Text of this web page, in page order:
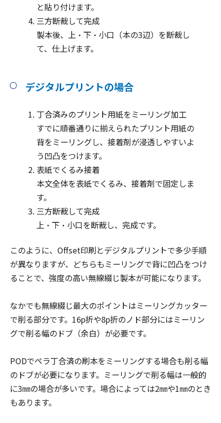
と貼り付けます。
三方断裁して完成
製本後、上・下・小口（本の3辺）を断裁し
て、仕上げます。
デジタルプリントの場合
丁合済みのプリント用紙をミーリング加工
すでに順番通りに揃えられたプリント用紙の
背をミーリングし、接着剤が浸透しやすいよ
う凹凸をつけます。
表紙でくるみ接着
本文全体を表紙でくるみ、接着剤で固定しま
す。
三方断裁して完成
上・下・小口を断裁し、完成です。
このように、Offset印刷とデジタルプリントで多少手順
が異なりますが、どちらもミーリングで背に凹凸をつけ
ることで、強度の高い無線綴じ製本が可能になります。
なかでも無線綴じ最大のポイントはミーリングカッター
で削る部分です。16p折や8p折のノド部分にはミーリン
グで削る幅のドブ（余白）が必要です。
PODでペラ丁合済の刷本をミーリングする場合も削る幅
のドブが必要になります。ミーリングで削る幅は一般的
に3㎜の場合が多いです。場合によっては2㎜や1㎜のとき
もあります。